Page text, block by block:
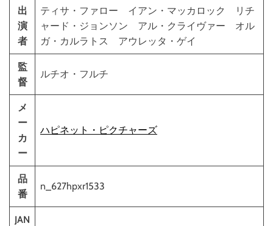
出
演
者
ティサ・ファロー イアン・マッカロック リチ
ャード・ジョンソン アル・クライヴァー オル
ガ・カルラトス アウレッタ・ゲイ
監
督
ルチオ・フルチ
メ
ー
カ
ー
ハピネット・ピクチャーズ
品
番
n_627hpxr1533
JAN